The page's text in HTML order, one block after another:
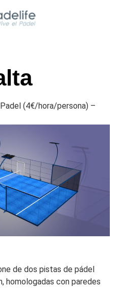
(4€/hora/persona) –
de dos pistas de pádel
homologadas con paredes